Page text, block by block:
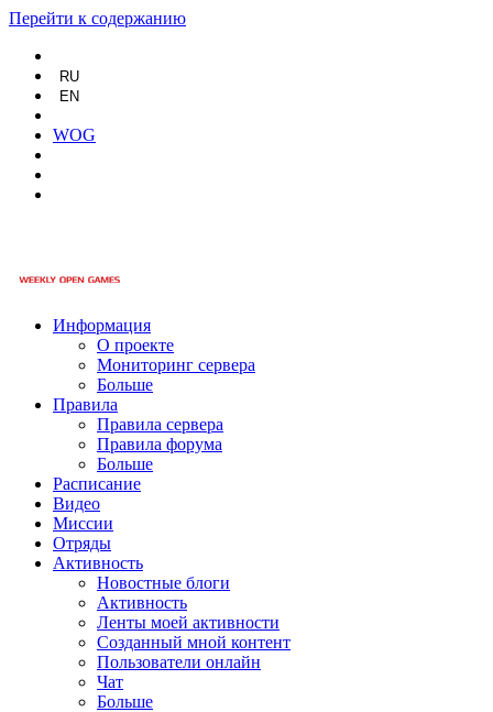
Перейти к содержанию
RU
EN
WOG
Информация
О проекте
Мониторинг сервера
Больше
Правила
Правила сервера
Правила форума
Больше
Расписание
Видео
Миссии
Отряды
Активность
Новостные блоги
Активность
Ленты моей активности
Созданный мной контент
Пользователи онлайн
Чат
Больше